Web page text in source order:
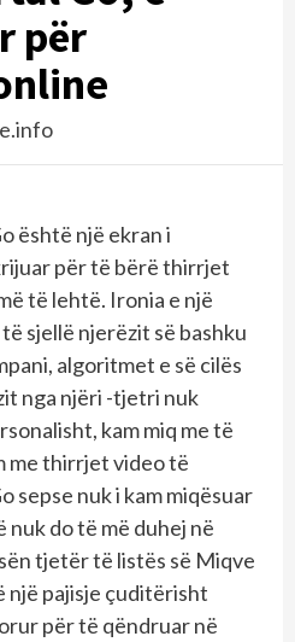
për
është një ekran i
për të bërë thirrjet
të lehtë. Ironia e një
sjellë njerëzit së bashku
algoritmet e së cilës
nga njëri -tjetri nuk
kam miq me të
me thirrjet video të
sepse nuk i kam miqësuar
nuk do të më duhej në
tjetër të listës së Miqve
një pajisje çuditërisht
për të qëndruar në